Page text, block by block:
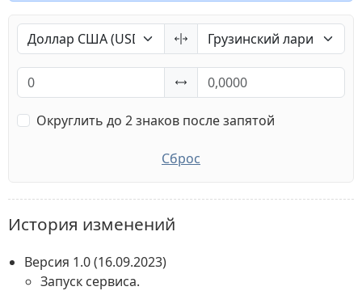
Округлить до 2 знаков после запятой
Сброс
История изменений
Версия 1.0(16.09.2023)
Запуск сервиса.